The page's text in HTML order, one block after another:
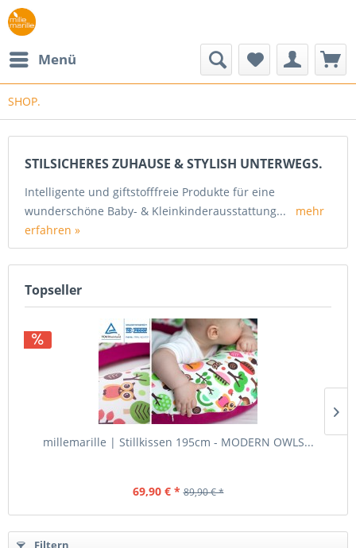
Menü
SHOP.
STILSICHERES ZUHAUSE & STYLISH UNTERWEGS.
Intelligente und giftstofffreie Produkte für eine
wunderschöne Baby- & Kleinkinderausstattung... mehr
erfahren »
Topseller
millemarille | Stillkissen 195cm - MODERN OWLS...
69,90 € * 89,90 € *
Filtern